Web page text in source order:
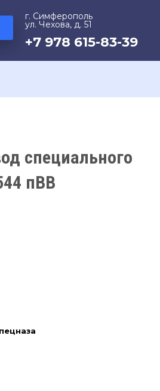
г. Симферополь
ул. Чехова, д. 51
+7 978 615-83-39
специального
пВВ